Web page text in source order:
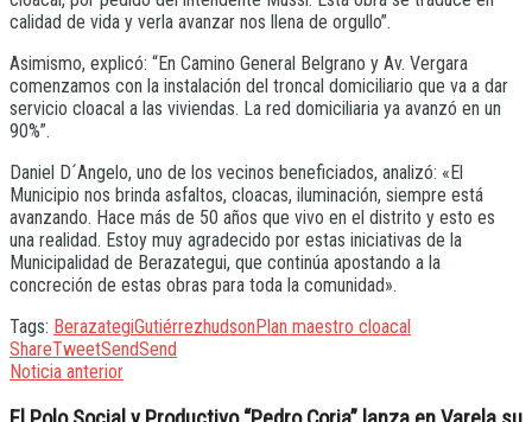
calidad de vida y verla avanzar nos llena de orgullo”.
Asimismo, explicó: “En Camino General Belgrano y Av. Vergara
comenzamos con la instalación del troncal domiciliario que va a dar
servicio cloacal a las viviendas. La red domiciliaria ya avanzó en un
90%”.
Daniel D´Angelo, uno de los vecinos beneficiados, analizó: «El
Municipio nos brinda asfaltos, cloacas, iluminación, siempre está
avanzando. Hace más de 50 años que vivo en el distrito y esto es
una realidad. Estoy muy agradecido por estas iniciativas de la
Municipalidad de Berazategui, que continúa apostando a la
concreción de estas obras para toda la comunidad».
Tags: BerazategiGutiérrezhudsonPlan maestro cloacal
ShareTweetSendSend
Noticia anterior